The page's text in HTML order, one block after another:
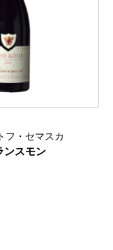
フ・セマスカ
ンスモン